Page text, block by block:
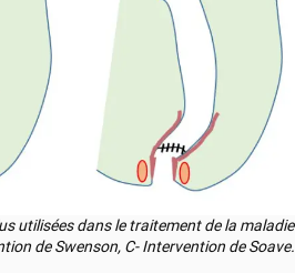
utilisées dans le traitement de la maladie
de Swenson, C- Intervention de Soave.